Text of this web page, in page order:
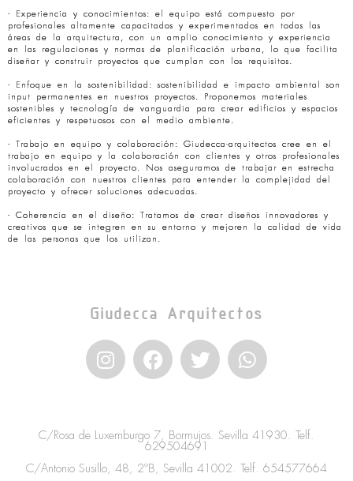
- Experiencia y conocimientos: el equipo está compuesto por
profesionales altamente capacitados y experimentados en todas las
áreas de la arquitectura, con un amplio conocimiento y experiencia
en las regulaciones y normas de planificación urbana, lo que facilita
diseñar y construir proyectos que cumplan con los requisitos.
- Enfoque en la sostenibilidad: sostenibilidad e impacto ambiental son
input permanentes en nuestros proyectos. Proponemos materiales
sostenibles y tecnología de vanguardia para crear edificios y espacios
eficientes y respetuosos con el medio ambiente.
- Trabajo en equipo y colaboración: Giudecca-arquitectos cree en el
trabajo en equipo y la colaboración con clientes y otros profesionales
involucrados en el proyecto. Nos aseguramos de trabajar en estrecha
colaboración con nuestros clientes para entender la complejidad del
proyecto y ofrecer soluciones adecuadas.
- Coherencia en el diseño: Tratamos de crear diseños innovadores y
creativos que se integren en su entorno y mejoren la calidad de vida
de las personas que los utilizan.
Giudecca Arquitectos
I
n
a
g
r
F
a
b
o
o
T
w
t
e
r
W
h
s
a
p
C/Rosa de Luxemburgo 7, Bormujos. Sevilla 41930. Telf.
629504691
C/Antonio Susillo, 48, 2ºB, Sevilla 41002. Telf. 654577664